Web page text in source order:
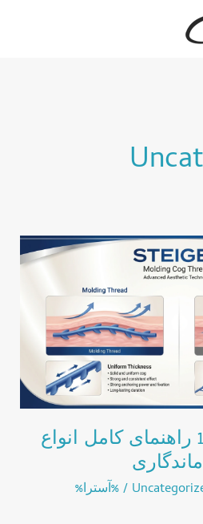
قیمت نخ کاگ | 10 راهنمای کامل انواع
/ %آسترا%